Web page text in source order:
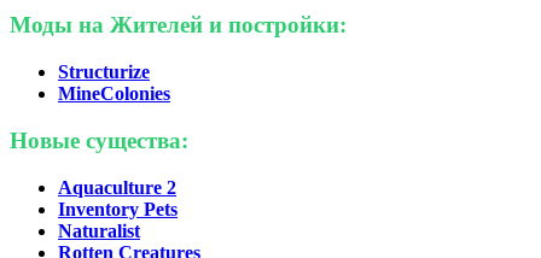
Моды на Жителей и постройки:
Structurize
MineColonies
Новые существа:
Aquaculture 2
Inventory Pets
Naturalist
Rotten Creatures